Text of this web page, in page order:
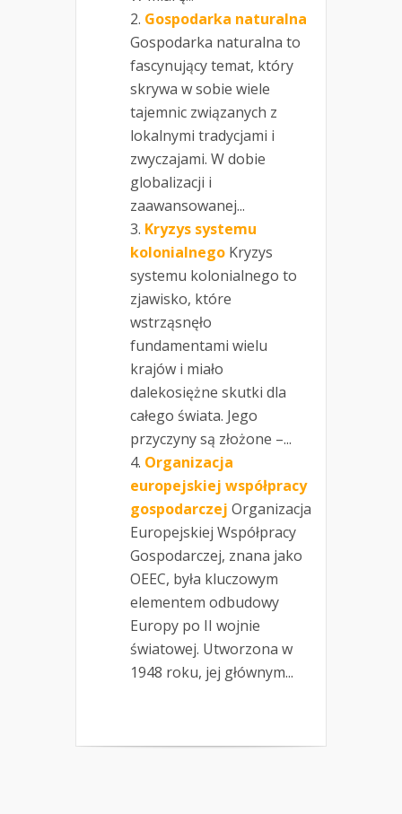
Gospodarka naturalna
Gospodarka naturalna to
fascynujący temat, który
skrywa w sobie wiele
tajemnic związanych z
lokalnymi tradycjami i
zwyczajami. W dobie
globalizacji i
zaawansowanej...
Kryzys systemu
kolonialnego Kryzys
systemu kolonialnego to
zjawisko, które
wstrząsnęło
fundamentami wielu
krajów i miało
dalekosiężne skutki dla
całego świata. Jego
przyczyny są złożone –...
Organizacja
europejskiej współpracy
gospodarczej Organizacja
Europejskiej Współpracy
Gospodarczej, znana jako
OEEC, była kluczowym
elementem odbudowy
Europy po II wojnie
światowej. Utworzona w
1948 roku, jej głównym...